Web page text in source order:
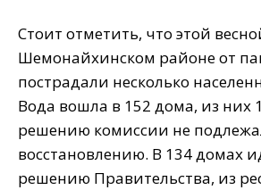
Стоит отметить, что этой
Шемонайхинском районе от
пострадали несколько
Вода вошла в 152 дома, из них
решению комиссии не
восстановлению. В 134 домах
решению Правительства, из